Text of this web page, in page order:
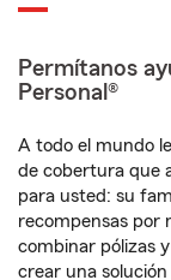
Permítanos
Personal®
A todo el mundo
de cobertura que
para usted: su
recompensas por
combinar pólizas
crear una